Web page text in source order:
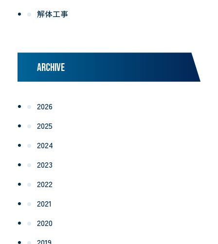
解体工事
ARCHIVE
2026
2025
2024
2023
2022
2021
2020